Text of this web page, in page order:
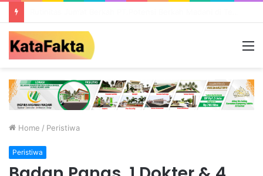
Home / Peristiwa
Peristiwa